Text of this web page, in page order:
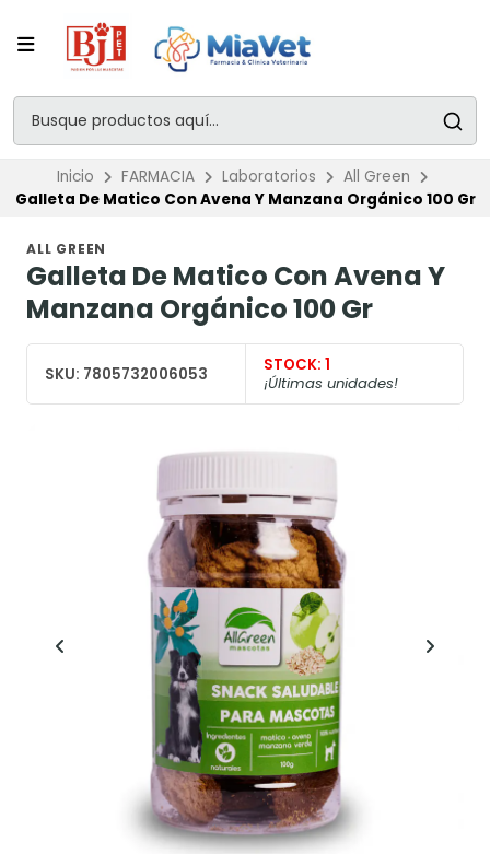
Inicio FARMACIA Laboratorios
All Green
Galleta De Matico Con Avena Y Manzana Orgánico 100 Gr
ALL GREEN
Galleta De Matico Con Avena Y
Manzana Orgánico 100 Gr
SKU: 7805732006053 STOCK: 1
¡Últimas unidades!